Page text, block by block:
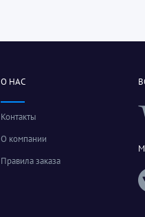
О НАС
Контакты
О компании
Правила заказа